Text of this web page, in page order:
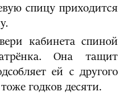
спицу приходится
кабинета спиной
Она тащит
ей с другого
годков десяти.